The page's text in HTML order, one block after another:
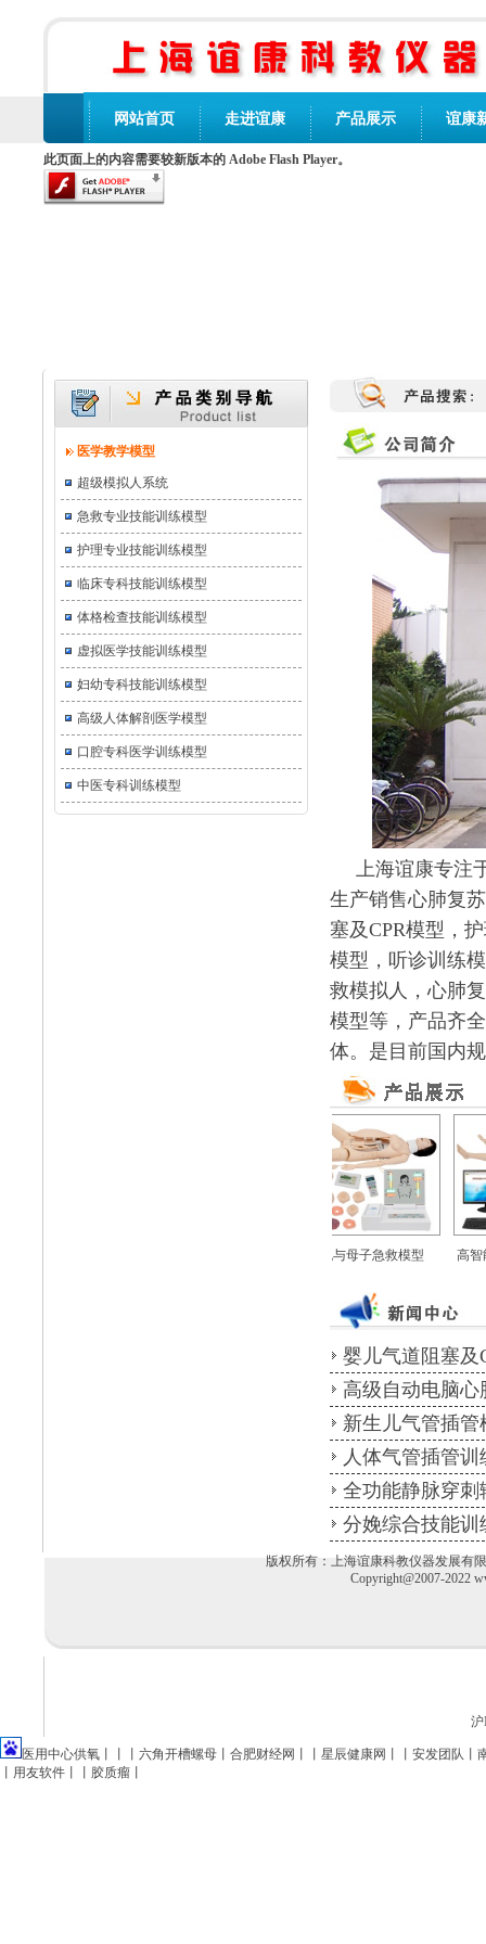
网站首页 走进谊康 产品展示 谊康
此页面上的内容需要较新版本的 Adobe Flash Player。
医学教学模型
超级模拟人系统
急救专业技能训练模型
护理专业技能训练模型
临床专科技能训练模型
体格检查技能训练模型
虚拟医学技能训练模型
妇幼专科技能训练模型
高级人体解剖医学模型
口腔专科医学训练模型
中医专科训练模型
上海谊康专注
生产销售心肺复
塞及CPR模型，
模型，听诊训练
救模拟人，心肺
模型等，产品齐
体。是目前国内
高级分娩与母子急救模型 高智
婴儿气道阻塞及
高级自动电脑
新生儿气管插管
人体气管插管训
全功能静脉穿刺
分娩综合技能训
版权所有：上海谊康科教仪器发展有限
Copyright@2007-2022
沪
医用中心供氧 六角开槽螺母 合肥财经网 星辰健康网 安发团队
用友软件 胶质瘤